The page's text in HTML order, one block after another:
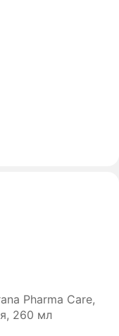
Pharma Care,
260 мл